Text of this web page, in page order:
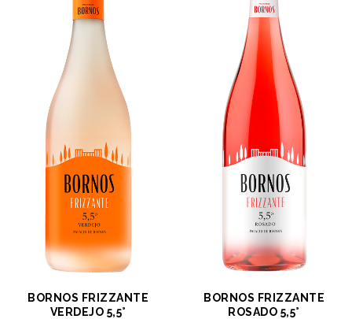
BORNOS FRIZZANTE
VERDEJO 5,5°
BORNOS FRIZZANTE
ROSADO 5,5°